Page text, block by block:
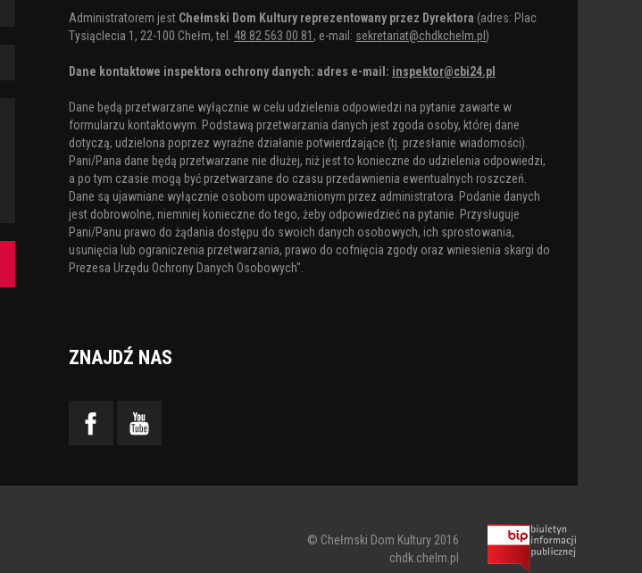
Administratorem jest Chełmski Dom Kultury reprezentowany przez Dyrektora (adres: Plac
Tysiąclecia 1, 22-100 Chełm, tel. 48 82 563 00 81 , e-mail: sekretariat@chdkchelm.pl )
Dane kontaktowe inspektora ochrony danych: adres e-mail: inspektor@cbi24.pl
Dane będą przetwarzane wyłącznie w celu udzielenia odpowiedzi na pytanie zawarte w
formularzu kontaktowym. Podstawą przetwarzania danych jest zgoda osoby, której dane
dotyczą, udzielona poprzez wyraźne działanie potwierdzające (tj. przesłanie wiadomości).
Pani/Pana dane będą przetwarzane nie dłużej, niż jest to konieczne do udzielenia odpowiedzi,
a po tym czasie mogą być przetwarzane do czasu przedawnienia ewentualnych roszczeń.
Dane są ujawniane wyłącznie osobom upoważnionym przez administratora. Podanie danych
jest dobrowolne, niemniej konieczne do tego, żeby odpowiedzieć na pytanie. Przysługuje
Pani/Panu prawo do żądania dostępu do swoich danych osobowych, ich sprostowania,
usunięcia lub ograniczenia przetwarzania, prawo do cofnięcia zgody oraz wniesienia skargi do
Prezesa Urzędu Ochrony Danych Osobowych".
ZNAJDŹ NAS
© Chełmski Dom Kultury 2016
chdk.chelm.pl